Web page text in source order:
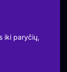
iki paryčių,